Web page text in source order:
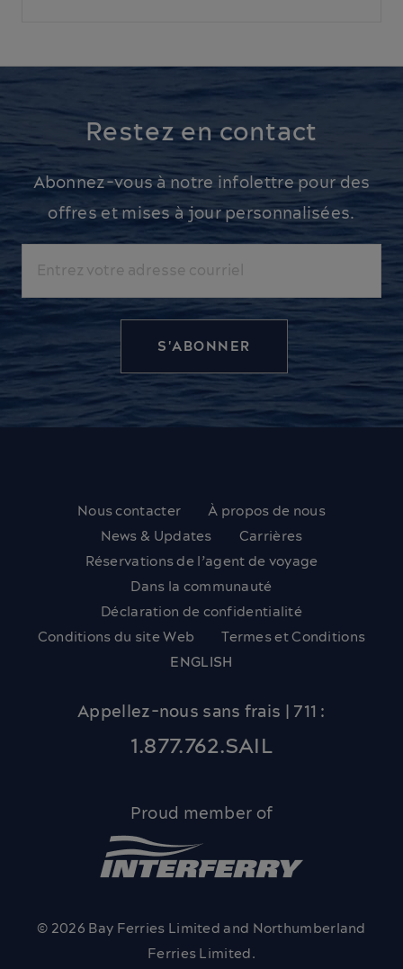
Restez en contact
Abonnez-vous à notre infolettre pour des
offres et mises à jour personnalisées.
Nous contacter
À propos de nous
News & Updates
Carrières
Réservations de l’agent de voyage
Dans la communauté
Déclaration de confidentialité
Conditions du site Web
Termes et Conditions
ENGLISH
Appellez-nous sans frais | 711 :
1.877.762.SAIL
Proud member of
© 2026 Bay Ferries Limited and Northumberland
Ferries Limited.